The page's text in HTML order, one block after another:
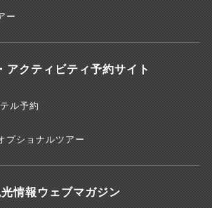
ー
アクティビティ予約サイト
ル予約
プショナルツアー
情報ウェブマガジン